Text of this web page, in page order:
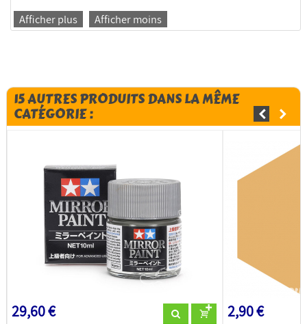
Afficher plus Afficher moins
15 AUTRES PRODUITS DANS LA MÊME
CATÉGORIE :
29,60 € 2,90 €